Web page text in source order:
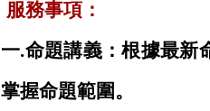
服務事項：
一.命題講義：根據最新
掌握命題範圍。